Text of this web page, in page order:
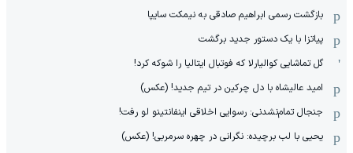
بازگشت رسمی ابراهیم صادقی به نیمکت سایپا
پیاتزا با یک دستور جدید برگشت
گل تماشایی کوالیارلا که فوتبال ایتالیا را شوکه کرد!
امید عالیشاه با دل چرکین در تیم جدید! (عکس)
جنجال تمام‌نشدنی:‌ رسوایی اخلاقی اینفانتینو لو رفت!
یحیی با لب برچیده: نگرانی در چهره سرمربی! (عکس)